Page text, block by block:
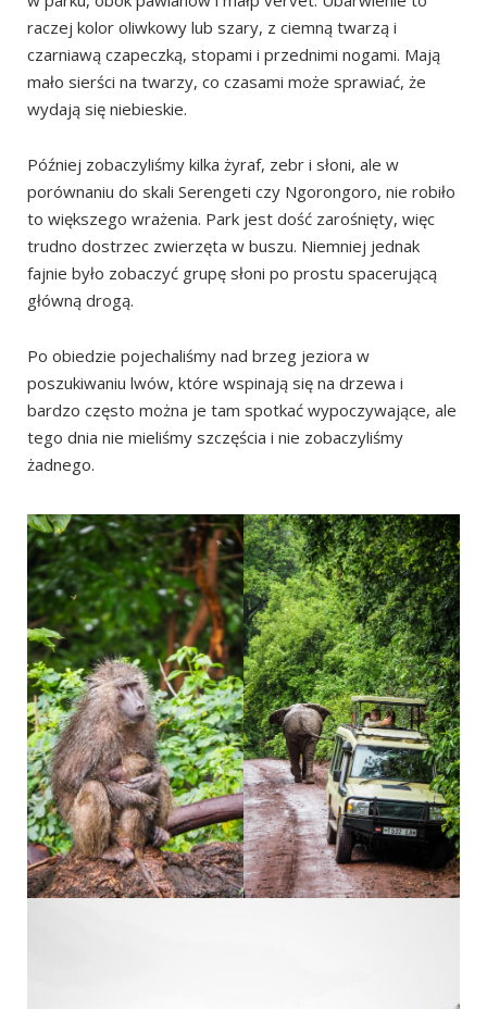
raczej kolor oliwkowy lub szary, z ciemną twarzą i
czarniawą czapeczką, stopami i przednimi nogami. Mają
mało sierści na twarzy, co czasami może sprawiać, że
wydają się niebieskie.
Później zobaczyliśmy kilka żyraf, zebr i słoni, ale w
porównaniu do skali Serengeti czy Ngorongoro, nie robiło
to większego wrażenia. Park jest dość zarośnięty, więc
trudno dostrzec zwierzęta w buszu. Niemniej jednak
fajnie było zobaczyć grupę słoni po prostu spacerującą
główną drogą.
Po obiedzie pojechaliśmy nad brzeg jeziora w
poszukiwaniu lwów, które wspinają się na drzewa i
bardzo często można je tam spotkać wypoczywające, ale
tego dnia nie mieliśmy szczęścia i nie zobaczyliśmy
żadnego.